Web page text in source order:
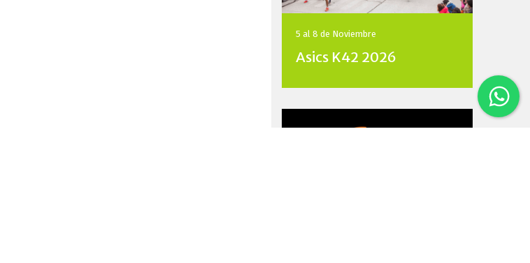
5 al 8 de Noviembre
Asics K42 2026